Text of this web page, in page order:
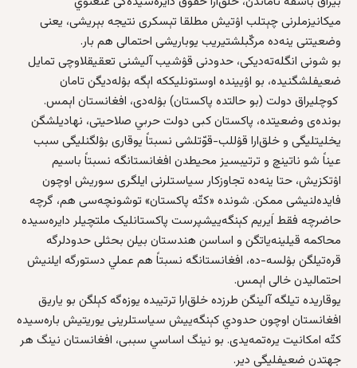
میکانیزملرنی چېتلب اۉتیش مطلقا تېسکری نتیجه‌ بېریشی، یعنی
وضعیتنی ینه‌ده مرکّبلشتیریب یوباریشی احتمالی هم بار.
بو شونی انگله‌ته‌دیکی، حدودنی قۉشیب آلیشنی تعقیقلاوچی تمایل
ضعیفلشگنیده، بو اۉیینده اوستونلیککه اېگه‌ بۉله‌دیگن تامان
کوچلیراق دولت (بو حالتده پاکستان) بۉله‌دی، افغانستان اېمس.
بونده‌ی وضعیتده، پاکستان کبی دولت حربي صلاحیتی، نهادیلشگن
یخلیتلیگی و خلق‌ارا قۉللب-قوّتلشی نسبتاً یوقاری بۉلگنلیگی سبب
عیناً شو ناتینچ و ترتیبسیز محیطدن افغانستانگه نسبتاً باسیم
اۉتکزیش، حتا ینه‌ده تجاوزکار سیاستلرنی ایلگری سوریش اوچون
فایده‌لنیشی ممکن. شونده «کتّه‌ پاکستان» توشونچه‌سی هم، گرچه
حاضرچه فقط اَیریم کېنگه‌ییشپر‌ست پاکستانلیک ملتچیلر دایره‌سیده
محاکمه‌ قیلینه‌یاتگن و اساسن هندستان بیلن بحثلی حدودلرگه
قره‌تیلگن بۉلسه-ده، افغانستانگه نسبتاً هم عملي دستورگه ایلنیش
احتمالیدن خالی اېمس.
یوقاریده تیلگه آلینگن طرزده خلق‌ارا ترتیبده یوزه‌گه کېلگن بو یاریق
افغانستان اوچون حدودي کېنگه‌ییش سیاستلرینی یوریتیش باره‌سیده
کتّه‌ امکانیت یره‌تمه‌یدی. بو نینگ اساسي سببی، افغانستان نینگ هر
جهتدن ضعیفلیگی دیر.